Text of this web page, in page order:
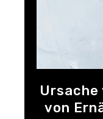
Ursache
von